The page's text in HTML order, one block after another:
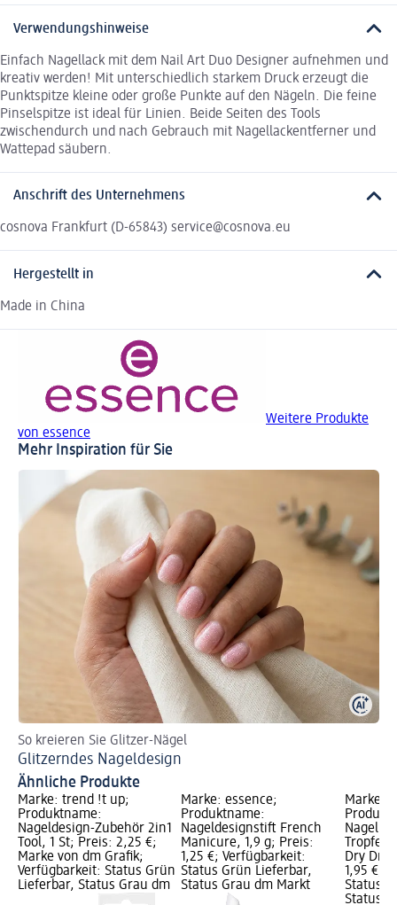
Verwendungshinweise
Einfach Nagellack mit dem Nail Art Duo Designer aufnehmen und
kreativ werden! Mit unterschiedlich starkem Druck erzeugt die
Punktspitze kleine oder große Punkte auf den Nägeln. Die feine
Pinselspitze ist ideal für Linien. Beide Seiten des Tools
zwischendurch und nach Gebrauch mit Nagellackentferner und
Wattepad säubern.
Anschrift des Unternehmens
cosnova Frankfurt (D-65843) service@cosnova.eu
Hergestellt in
Made in China
Weitere Produkte
von essence
Mehr Inspiration für Sie
So kreieren Sie Glitzer-Nägel
Glitzerndes Nageldesign
Ähnliche Produkte
Marke: trend !t up;
Produktname:
Nageldesign-Zubehör 2in1
Tool, 1 St; Preis: 2,25 €;
Marke von dm Grafik;
Verfügbarkeit: Status Grün
Lieferbar, Status Grau dm
Marke: essence;
Produktname:
Nageldesignstift French
Manicure, 1,9 g; Preis:
1,25 €; Verfügbarkeit:
Status Grün Lieferbar,
Status Grau dm Markt
Marke:
Tropfen
Dry
1,95 €;
Status
Status